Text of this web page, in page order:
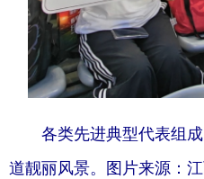
各类先进典型代表组
道靓丽风景。图片来源：